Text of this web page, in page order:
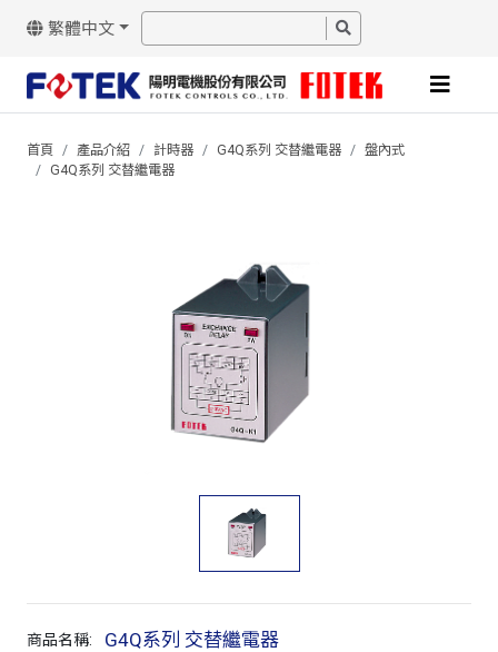
繁體中文
首頁 產品介紹 計時器 G4Q系列 交替繼電器
盤內式
G4Q系列 交替繼電器
商品名稱: G4Q系列 交替繼電器